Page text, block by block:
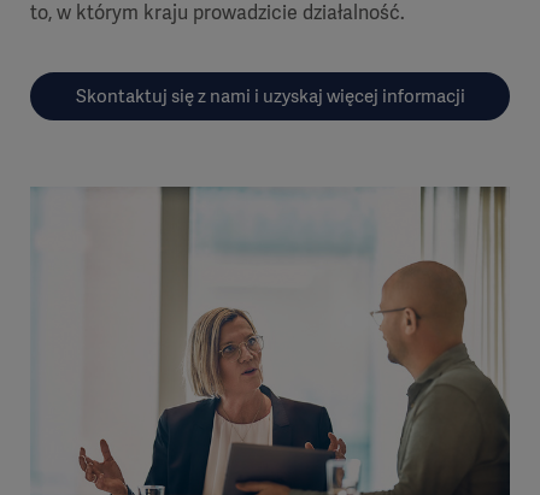
to, w którym kraju prowadzicie działalność.
Skontaktuj się z nami i uzyskaj więcej informacji